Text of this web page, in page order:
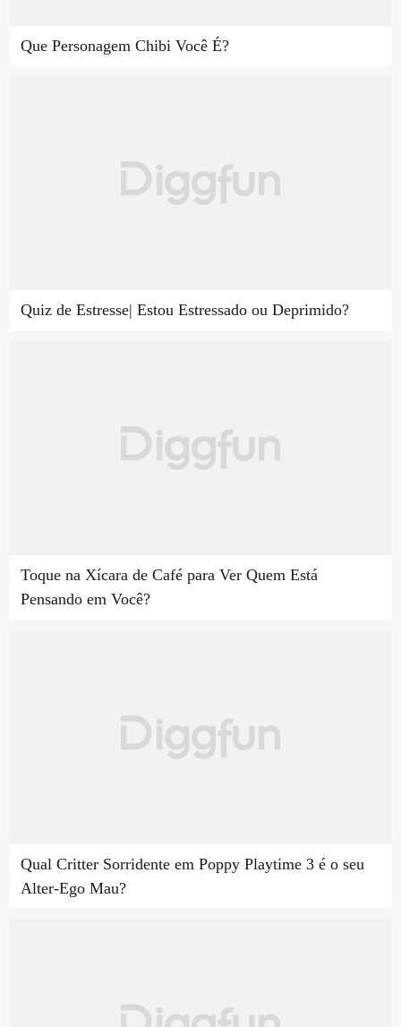
Que Personagem Chibi Você É?
Quiz de Estresse| Estou Estressado ou Deprimido?
Toque na Xícara de Café para Ver Quem Está
Pensando em Você?
Qual Critter Sorridente em Poppy Playtime 3 é o seu
Alter-Ego Mau?